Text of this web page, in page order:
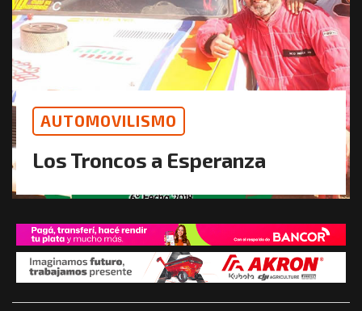
AUTOMOVILISMO
Los Troncos a Esperanza